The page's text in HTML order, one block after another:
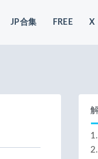
JP合集 FREE X